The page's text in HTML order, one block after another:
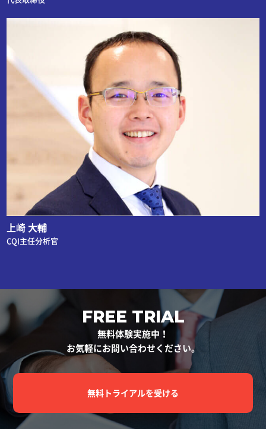
上崎 大輔
CQI主任分析官
FREE TRIAL
無料体験実施中！
お気軽にお問い合わせください。
無料トライアルを受ける